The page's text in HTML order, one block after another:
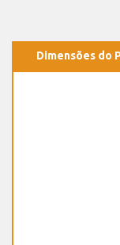
Dimensões do